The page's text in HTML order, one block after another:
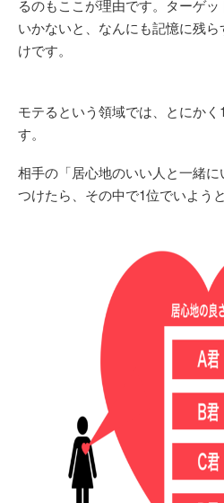
るのもここが理由です。ターゲ
いかないと、なんにも記憶に残
けです。
モテるという領域では、とにか
す。
相手の「居心地のいい人と一緒
つけたら、その中で1位でいよう